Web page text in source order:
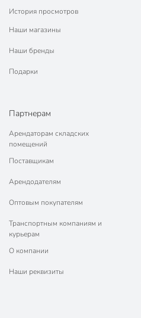
История просмотров
Наши магазины
Наши бренды
Подарки
Партнерам
Арендаторам складских
помещений
Поставщикам
Арендодателям
Оптовым покупателям
Транспортным компаниям и
курьерам
О компании
Наши реквизиты